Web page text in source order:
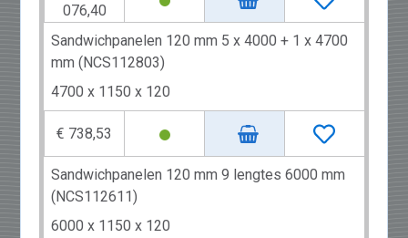
076,40
Sandwichpanelen 120 mm 5 x 4000 + 1 x 4700
mm (NCS112803)
4700 x 1150 x 120
€ 738,53
Sandwichpanelen 120 mm 9 lengtes 6000 mm
(NCS112611)
6000 x 1150 x 120